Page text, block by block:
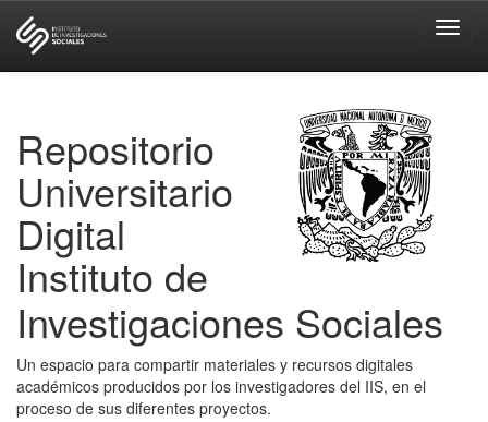
Repositorio
Universitario
Digital
Instituto de
Investigaciones Sociales
Un espacio para compartir materiales y recursos digitales
académicos producidos por los investigadores del IIS, en el
proceso de sus diferentes proyectos.